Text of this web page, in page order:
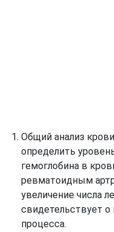
Общий анализ
определить
гемоглобина в
ревматоидным
увеличение числа
свидетельствует о
процесса.